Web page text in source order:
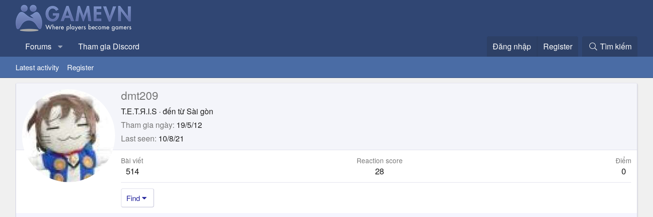
Forums Tham gia Discord Đăng nhập Register Tìm kiếm
Latest activity Register
dmt209
T.E.T.Я.I.S · đến từSài gòn
Tham gia ngày 19/5/12
Last seen 10/8/21
Bài viết
514
Reaction score
28
Điểm
0
Find